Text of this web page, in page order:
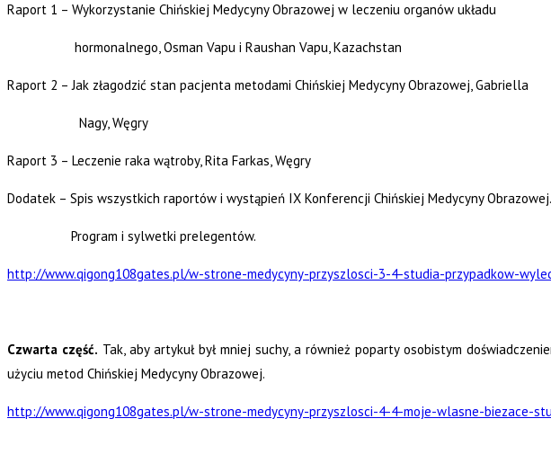
Raport 1 – Wykorzystanie Chińskiej Medycyny Obrazowej w leczeniu organów układu
hormonalnego,Osman Vapu i Raushan Vapu, Kazachstan
Raport 2 – Jak złagodzić stan pacjenta metodami Chińskiej Medycyny Obrazowej,Gabriella
Nagy, Węgry
Raport 3 – Leczenie raka wątroby,Rita Farkas, Węgry
Dodatek – Spis wszystkich raportów i wystąpień IX Konferencji Chińskiej Medycyny Obrazowej.
Program i sylwetki prelegentów.
http://www.qigong108gates.pl/w-strone-medycyny-przyszlosci-3-4-studia-przypadkow-
Czwarta część. Tak, aby artykuł był mniej suchy, a również poparty osobistym
użyciu metod Chińskiej Medycyny Obrazowej.
http://www.qigong108gates.pl/w-strone-medycyny-przyszlosci-4-4-moje-wlasne-biezace-